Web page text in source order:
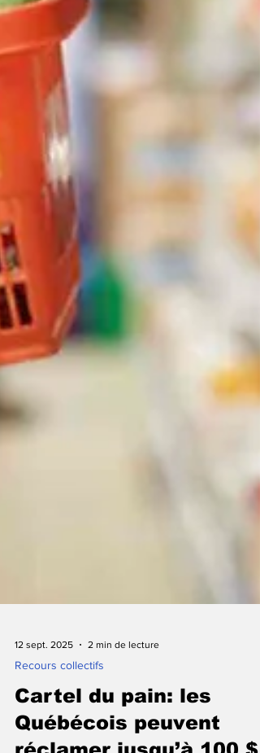
Recours collectifs
Cartel du pain: les